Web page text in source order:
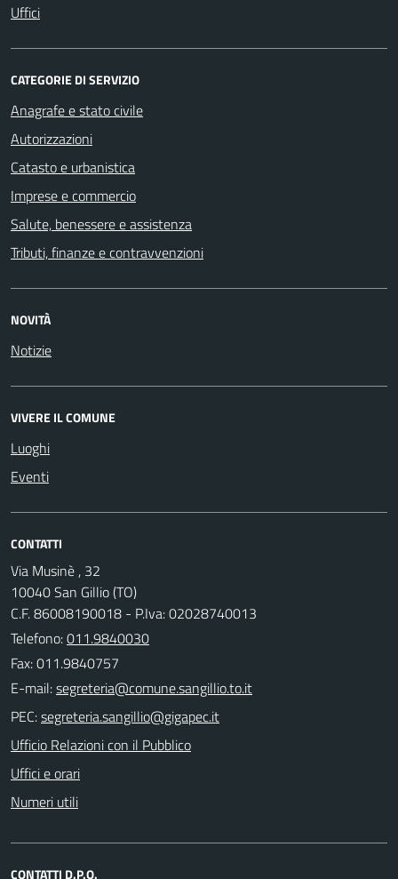
Uffici
CATEGORIE DI SERVIZIO
Anagrafe e stato civile
Autorizzazioni
Catasto e urbanistica
Imprese e commercio
Salute, benessere e assistenza
Tributi, finanze e contravvenzioni
NOVITÀ
Notizie
VIVERE IL COMUNE
Luoghi
Eventi
CONTATTI
Via Musinè , 32
10040 San Gillio (TO)
C.F. 86008190018 - P.Iva: 02028740013
Telefono:011.9840030
Fax: 011.9840757
E-mail:
PEC:
Ufficio Relazioni con il Pubblico
Uffici e orari
Numeri utili
CONTATTI D.P.O.